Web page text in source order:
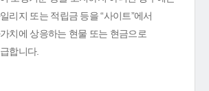
리지 또는 적립금 등을 “사이트”에서
치에 상응하는 현물 또는 현금으로
합니다.